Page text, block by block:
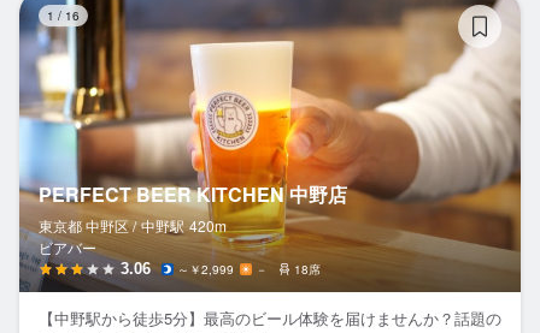
閲覧履歴
気になる求人
検索履歴・保存した条件
応募履歴
WEB履歴書
スカウト・メルマガ受信設定
1 / 16
PERFECT BEER KITCHEN 中野店
東京都 中野区 / 中野駅 420m
ビアバー
3.06 ～￥2,999 － 18席
【中野駅から徒歩5分】最高のビール体験を届けませんか？話題の